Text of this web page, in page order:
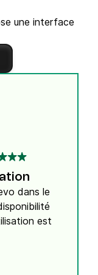
une interface
dans le
est